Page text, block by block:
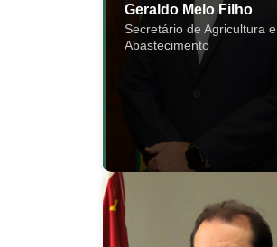
Geraldo Melo Filho
Secretário de Agricultura e
Abastecimento